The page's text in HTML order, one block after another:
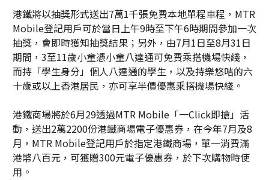
港鐵將以抽獎形式送出7萬1千張免費本地單程車程，MTR
Mobile登記用戶可於當日上午9時至下午6時期間參加一次
抽獎，會即時獲知抽獎結果；另外，由7月1日至8月31日
期間，3至11歲小童憑小童八達通可免費乘搭機場快綫，
而持「學生身分」個人八達通的學生，以及持樂悠咭的六
十歲或以上香港居民，亦可享半價優惠乘搭機場快綫。
港鐵商場將於6月29透過MTR Mobile「一Click即搶」活
動，送出2萬2200份港鐵商場電子優惠券，在今年7月及8
月，MTR Mobile登記用戶於指定港鐵商場，單一消費滿
港幣八百元，可獲贈300元電子優惠券，於下次購物時使
用。